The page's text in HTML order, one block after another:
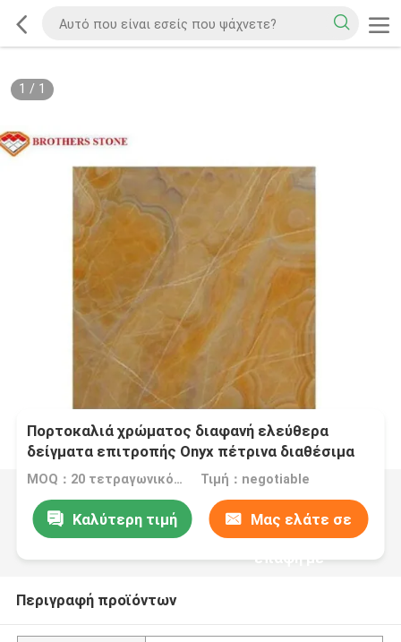
1 / 1
Πορτοκαλιά χρώματος διαφανή ελεύθερα
δείγματα επιτροπής Onyx πέτρινα διαθέσιμα
MOQ：20 τετραγωνικό μέτρο/τετράγωνο Τιμή：negotiable
Καλύτερη τιμή Μας ελάτε σε
επαφή με
Περιγραφή προϊόντων